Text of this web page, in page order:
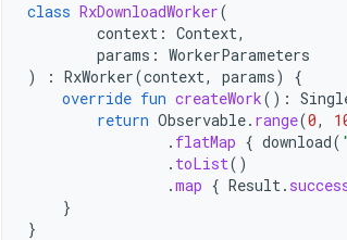
class RxDownloadWorker(
context : Context,
params : WorkerParameters
)
: RxWorker(context, params)
{
override fun createWork():
return Observable. range(0,
. flatMap { download(
. toList()
.map { Result.
}
}